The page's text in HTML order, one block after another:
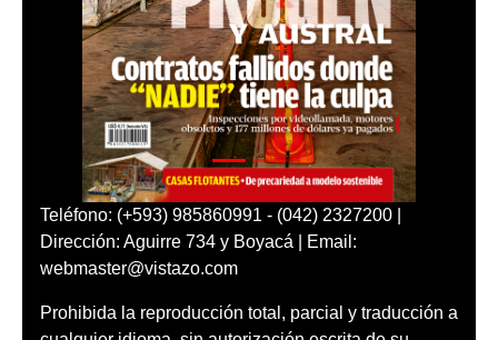
Teléfono: (+593) 985860991 - (042) 2327200 |
Dirección: Aguirre 734 y Boyacá | Email:
webmaster@vistazo.com
Prohibida la reproducción total, parcial y traducción a